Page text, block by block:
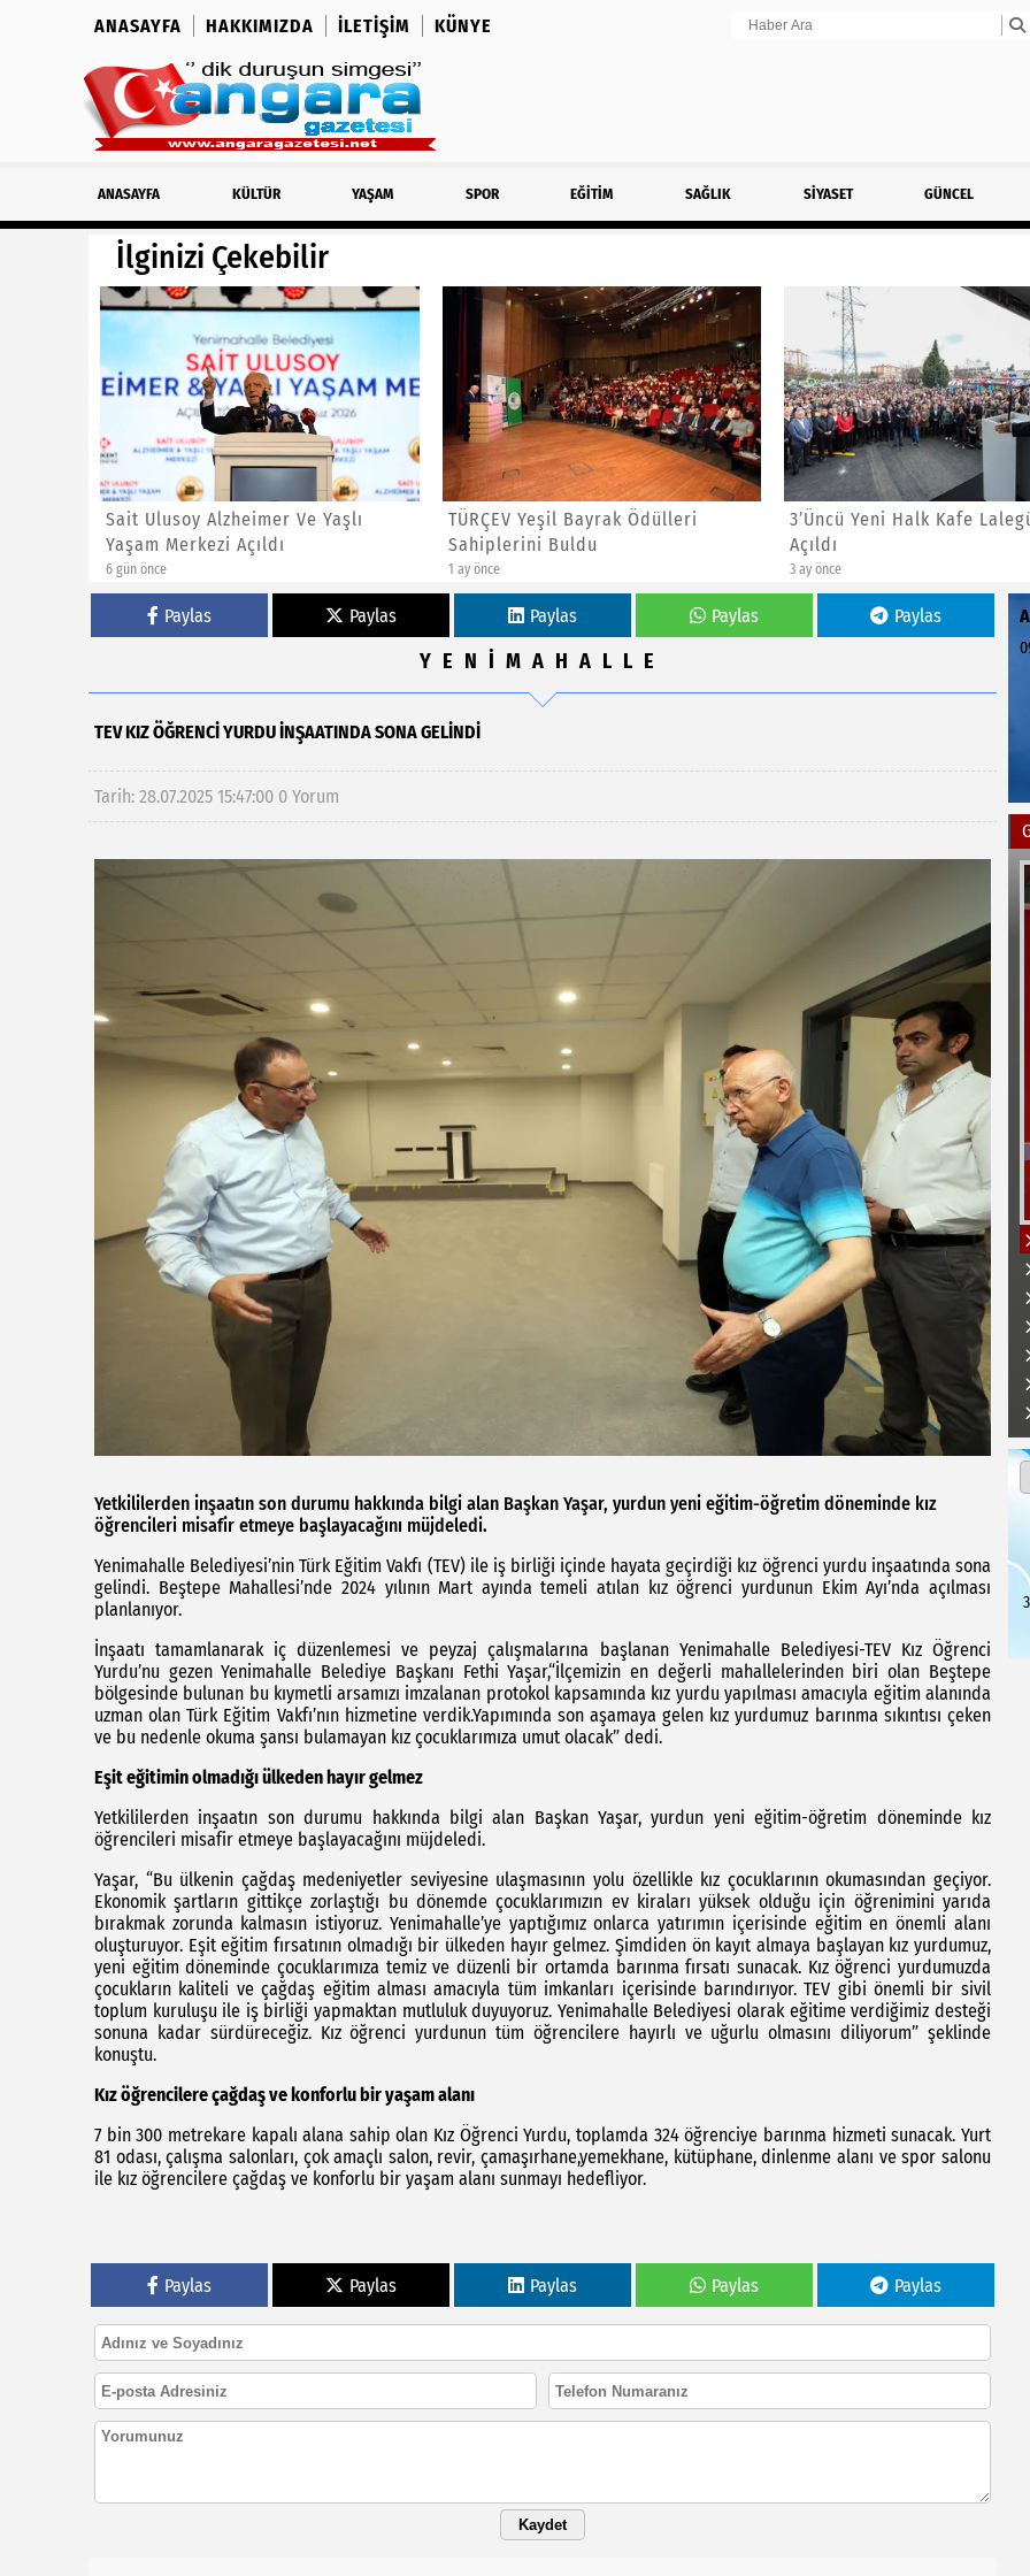
ANASAYFA HAKKIMIZDA İLETIŞIM KÜNYE
ANASAYFA KÜLTÜR YAŞAM SPOR EĞİTİM SAĞLIK SİYASET GÜNCEL
İlginizi Çekebilir
TÜRÇEV Yeşil Bayrak Ödülleri
Sahiplerini Buldu
1 ay önce
3’üncü Yeni Halk Kafe Lalegül’de
Açıldı
3 ay önce
Yenimahalle
Çevreci Çiçek Üretim Modeli
4 ay önce
Paylas Paylas Paylas Paylas Paylas
YENİMAHALLE
TEV KIZ ÖĞRENCI YURDU INŞAATINDA SONA GELINDI
Tarih: 28.07.2025 15:47:00 0 Yorum
Yetkililerden inşaatın son durumu hakkında bilgi alan Başkan Yaşar, yurdun yeni eğitim-öğretim döneminde kız
öğrencileri misafir etmeye başlayacağını müjdeledi.
Yenimahalle Belediyesi’nin Türk Eğitim Vakfı (TEV) ile iş birliği içinde hayata geçirdiği kız öğrenci yurdu inşaatında sona
gelindi. Beştepe Mahallesi’nde 2024 yılının Mart ayında temeli atılan kız öğrenci yurdunun Ekim Ayı’nda açılması
planlanıyor.
İnşaatı tamamlanarak iç düzenlemesi ve peyzaj çalışmalarına başlanan Yenimahalle Belediyesi-TEV Kız Öğrenci
Yurdu’nu gezen Yenimahalle Belediye Başkanı Fethi Yaşar,“İlçemizin en değerli mahallelerinden biri olan Beştepe
bölgesinde bulunan bu kıymetli arsamızı imzalanan protokol kapsamında kız yurdu yapılması amacıyla eğitim alanında
uzman olan Türk Eğitim Vakfı’nın hizmetine verdik.Yapımında son aşamaya gelen kız yurdumuz barınma sıkıntısı çeken
ve bu nedenle okuma şansı bulamayan kız çocuklarımıza umut olacak” dedi.
Eşit eğitimin olmadığı ülkeden hayır gelmez
Yetkililerden inşaatın son durumu hakkında bilgi alan Başkan Yaşar, yurdun yeni eğitim-öğretim döneminde kız
öğrencileri misafir etmeye başlayacağını müjdeledi.
Yaşar, “Bu ülkenin çağdaş medeniyetler seviyesine ulaşmasının yolu özellikle kız çocuklarının okumasından geçiyor.
Ekonomik şartların gittikçe zorlaştığı bu dönemde çocuklarımızın ev kiraları yüksek olduğu için öğrenimini yarıda
bırakmak zorunda kalmasın istiyoruz. Yenimahalle’ye yaptığımız onlarca yatırımın içerisinde eğitim en önemli alanı
oluşturuyor. Eşit eğitim fırsatının olmadığı bir ülkeden hayır gelmez. Şimdiden ön kayıt almaya başlayan kız yurdumuz,
yeni eğitim döneminde çocuklarımıza temiz ve düzenli bir ortamda barınma fırsatı sunacak. Kız öğrenci yurdumuzda
çocukların kaliteli ve çağdaş eğitim alması amacıyla tüm imkanları içerisinde barındırıyor. TEV gibi önemli bir sivil
toplum kuruluşu ile iş birliği yapmaktan mutluluk duyuyoruz. Yenimahalle Belediyesi olarak eğitime verdiğimiz desteği
sonuna kadar sürdüreceğiz. Kız öğrenci yurdunun tüm öğrencilere hayırlı ve uğurlu olmasını diliyorum” şeklinde
konuştu.
Kız öğrencilere çağdaş ve konforlu bir yaşam alanı
7 bin 300 metrekare kapalı alana sahip olan Kız Öğrenci Yurdu, toplamda 324 öğrenciye barınma hizmeti sunacak. Yurt
81 odası, çalışma salonları, çok amaçlı salon, revir, çamaşırhane,yemekhane, kütüphane, dinlenme alanı ve spor salonu
ile kız öğrencilere çağdaş ve konforlu bir yaşam alanı sunmayı hedefliyor.
Paylas Paylas Paylas Paylas Paylas
Kaydet